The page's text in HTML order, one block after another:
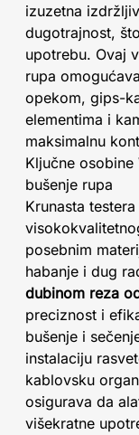
izuzetna
dugotrajnost,
upotrebu. Ovaj
rupa
opekom, gips-
elementima i
maksimalnu
Ključne
bušenje rupa
Krunasta
posebnim
habanje i dug
dubinom reza
preciznost i
bušenje i
instalaciju
kablovsku
osigurava da
višekratne